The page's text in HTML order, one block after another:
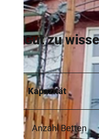
Gut zu
Kapazität
Anzahl Betten